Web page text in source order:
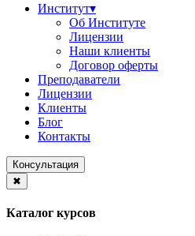
Институт▾
Об Институте
Лицензии
Наши клиенты
Договор оферты
Преподаватели
Лицензии
Клиенты
Блог
Контакты
Консультация
✖
Каталог курсов